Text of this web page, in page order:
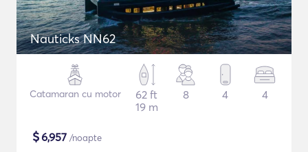
Nauticks NN62
Catamaran cu motor
62 ft
19 m
8 4 4
$6,957 /noapte